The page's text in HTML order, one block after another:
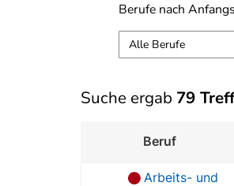
Berufe nach
Alle Berufe
Suche ergab 79
Beruf
Arbeits- und